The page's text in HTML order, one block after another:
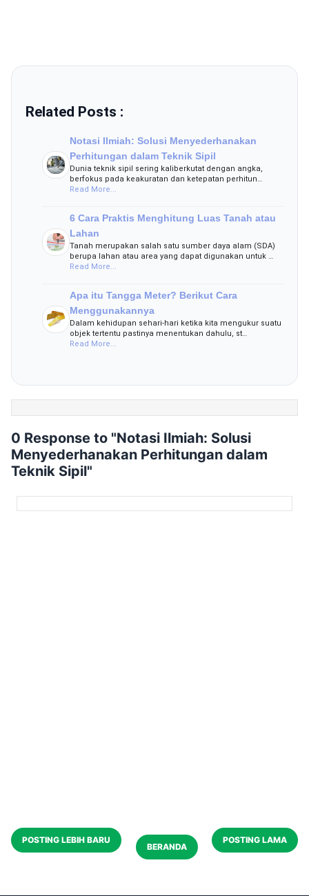
Related Posts :
Notasi Ilmiah: Solusi Menyederhanakan
Perhitungan dalam Teknik Sipil
Dunia teknik sipil sering kaliberkutat dengan angka,
berfokus pada keakuratan dan ketepatan perhitun…
Read More...
6 Cara Praktis Menghitung Luas Tanah atau
Lahan
Tanah merupakan salah satu sumber daya alam (SDA)
berupa lahan atau area yang dapat digunakan untuk …
Read More...
Apa itu Tangga Meter? Berikut Cara
Menggunakannya
Dalam kehidupan sehari-hari ketika kita mengukur suatu
objek tertentu pastinya menentukan dahulu, st…
Read More...
0 Response to "Notasi Ilmiah: Solusi
Menyederhanakan Perhitungan dalam
Teknik Sipil"
POSTING LEBIH BARU POSTING LAMA
BERANDA